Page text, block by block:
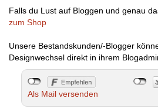
Falls du Lust auf Bloggen und genau
zum Shop
Unsere Bestandskunden/-Blogger
Designwechsel direkt in ihrem
Als Mail versenden